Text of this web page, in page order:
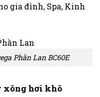
gia đình, Spa, Kinh
Phần Lan BC60E
xông hơi khô